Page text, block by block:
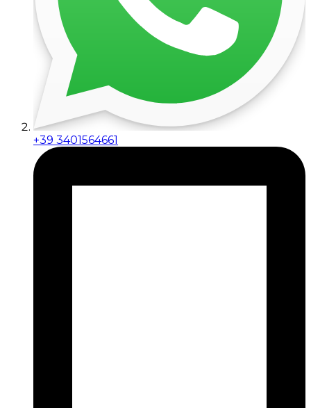
+39 3401564661